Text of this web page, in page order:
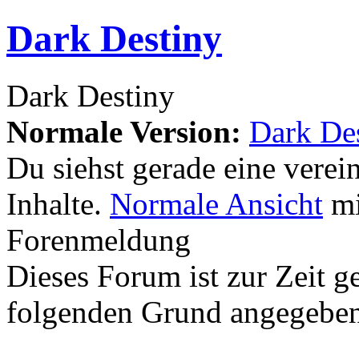
Dark Destiny
Dark Destiny
Normale Version: Dark
Du siehst gerade eine
Inhalte. Normale Ansicht
Forenmeldung
Dieses Forum ist zur Zeit
folgenden Grund